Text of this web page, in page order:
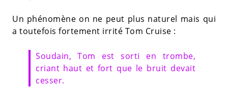
Un phénomène on ne peut plus naturel mais qui
a toutefois fortement irrité Tom Cruise :
Soudain, Tom est sorti en trombe,
criant haut et fort que le bruit devait
cesser.